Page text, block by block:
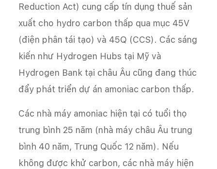
Reduction Act) cung cấp tín dụng thuế sản
xuất cho hydro carbon thấp qua mục 45V
(điện phân tái tạo) và 45Q (CCS). Các sáng
kiến như Hydrogen Hubs tại Mỹ và
Hydrogen Bank tại châu Âu cũng đang thúc
đẩy phát triển dự án amoniac carbon thấp.
Các nhà máy amoniac hiện tại có tuổi thọ
trung bình 25 năm (nhà máy châu Âu trung
bình 40 năm, Trung Quốc 12 năm). Nếu
không được khử carbon, các nhà máy hiện